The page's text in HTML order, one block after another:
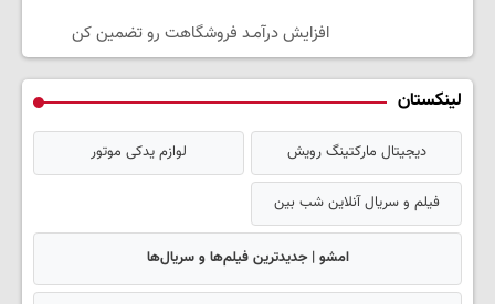
افزایش درآمـد فروشگاهت رو تضمین کن
لینکستان
دیجیتال مارکتینگ رویش لوازم یدکی موتور
فیلم و سریال آنلاین شب بین
امشو | جدیدترین فیلم‌ها و سریال‌ها